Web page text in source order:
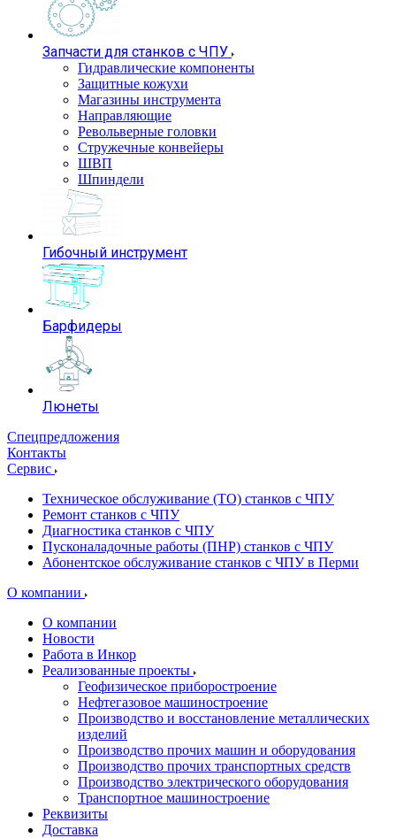
Запчасти для станков с ЧПУ
Гидравлические компоненты
Защитные кожухи
Магазины инструмента
Направляющие
Револьверные головки
Стружечные конвейеры
ШВП
Шпиндели
Гибочный инструмент
Барфидеры
Люнеты
Спецпредложения
Контакты
Сервис
Техническое обслуживание (ТО) станков с ЧПУ
Ремонт станков с ЧПУ
Диагностика станков с ЧПУ
Пусконаладочные работы (ПНР) станков с ЧПУ
Абонентское обслуживание станков с ЧПУ в Перми
О компании
О компании
Новости
Работа в Инкор
Реализованные проекты
Геофизическое приборостроение
Нефтегазовое машиностроение
Производство и восстановление металлических
изделий
Производство прочих машин и оборудования
Производство прочих транспортных средств
Производство электрического оборудования
Транспортное машиностроение
Реквизиты
Доставка